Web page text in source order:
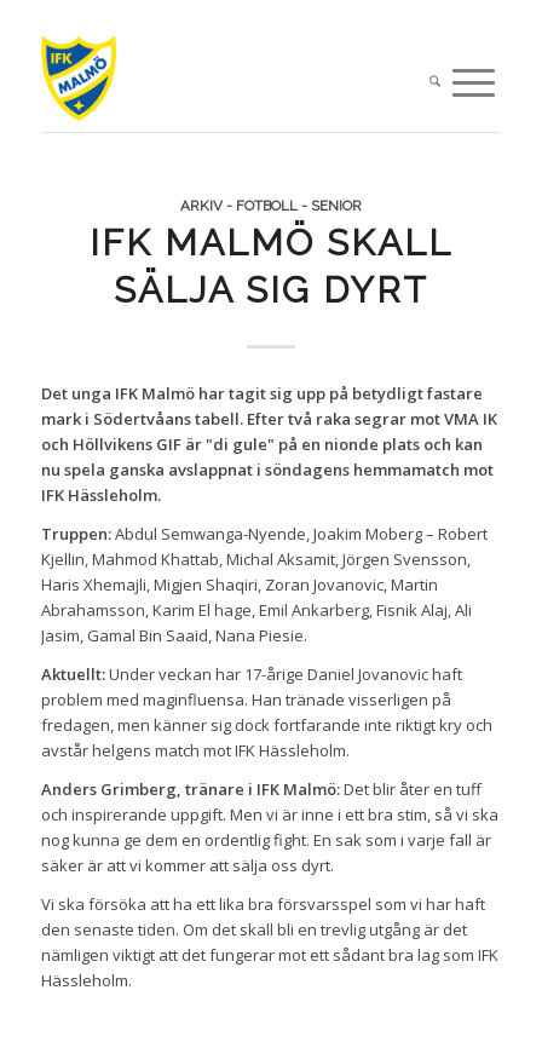
ARKIV - FOTBOLL - SENIOR
IFK MALMÖ SKALL
SÄLJA SIG DYRT
Det unga IFK Malmö har tagit sig upp på betydligt fastare
mark i Södertvåans tabell. Efter två raka segrar mot VMA IK
och Höllvikens GIF är "di gule" på en nionde plats och kan
nu spela ganska avslappnat i söndagens hemmamatch mot
IFK Hässleholm.
Truppen:Abdul Semwanga-Nyende, Joakim Moberg – Robert
Kjellin, Mahmod Khattab, Michal Aksamit, Jörgen Svensson,
Haris Xhemajli, Migjen Shaqiri, Zoran Jovanovic, Martin
Abrahamsson, Karim El hage, Emil Ankarberg, Fisnik Alaj, Ali
Jasim, Gamal Bin Saaid, Nana Piesie.
Aktuellt:Under veckan har 17-årige Daniel Jovanovic haft
problem med maginfluensa. Han tränade visserligen på
fredagen, men känner sig dock fortfarande inte riktigt kry och
avstår helgens match mot IFK Hässleholm.
Anders Grimberg, tränare i IFK Malmö:Det blir åter en tuff
och inspirerande uppgift. Men vi är inne i ett bra stim, så vi ska
nog kunna ge dem en ordentlig fight. En sak som i varje fall är
säker är att vi kommer att sälja oss dyrt.
Vi ska försöka att ha ett lika bra försvarsspel som vi har haft
den senaste tiden. Om det skall bli en trevlig utgång är det
nämligen viktigt att det fungerar mot ett sådant bra lag som IFK
Hässleholm.